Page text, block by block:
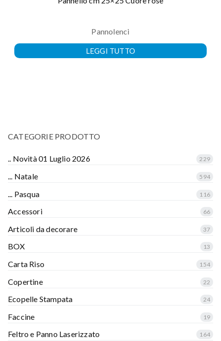
Pannolenci
LEGGI TUTTO
CATEGORIE PRODOTTO
.. Novità 01 Luglio 2026 229
... Natale 594
... Pasqua 116
Accessori 66
Articoli da decorare 37
BOX 13
Carta Riso 154
Copertine 22
Ecopelle Stampata 24
Faccine 19
Feltro e Panno Laserizzato 164